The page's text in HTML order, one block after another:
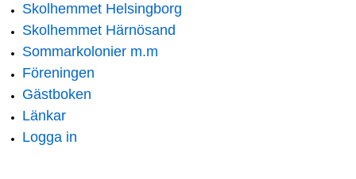
Skolhemmet Helsingborg
Skolhemmet Härnösand
Sommarkolonier m.m
Föreningen
Gästboken
Länkar
Logga in